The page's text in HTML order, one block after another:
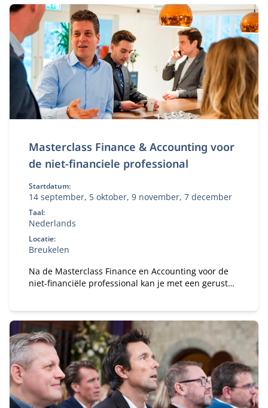
Masterclass Finance & Accounting voor
de niet-financiele professional
Startdatum:
14 september, 5 oktober, 9 november, 7 december
Taal:
Nederlands
Locatie:
Breukelen
Na de Masterclass Finance en Accounting voor de
niet-financiële professional kan je met een gerust